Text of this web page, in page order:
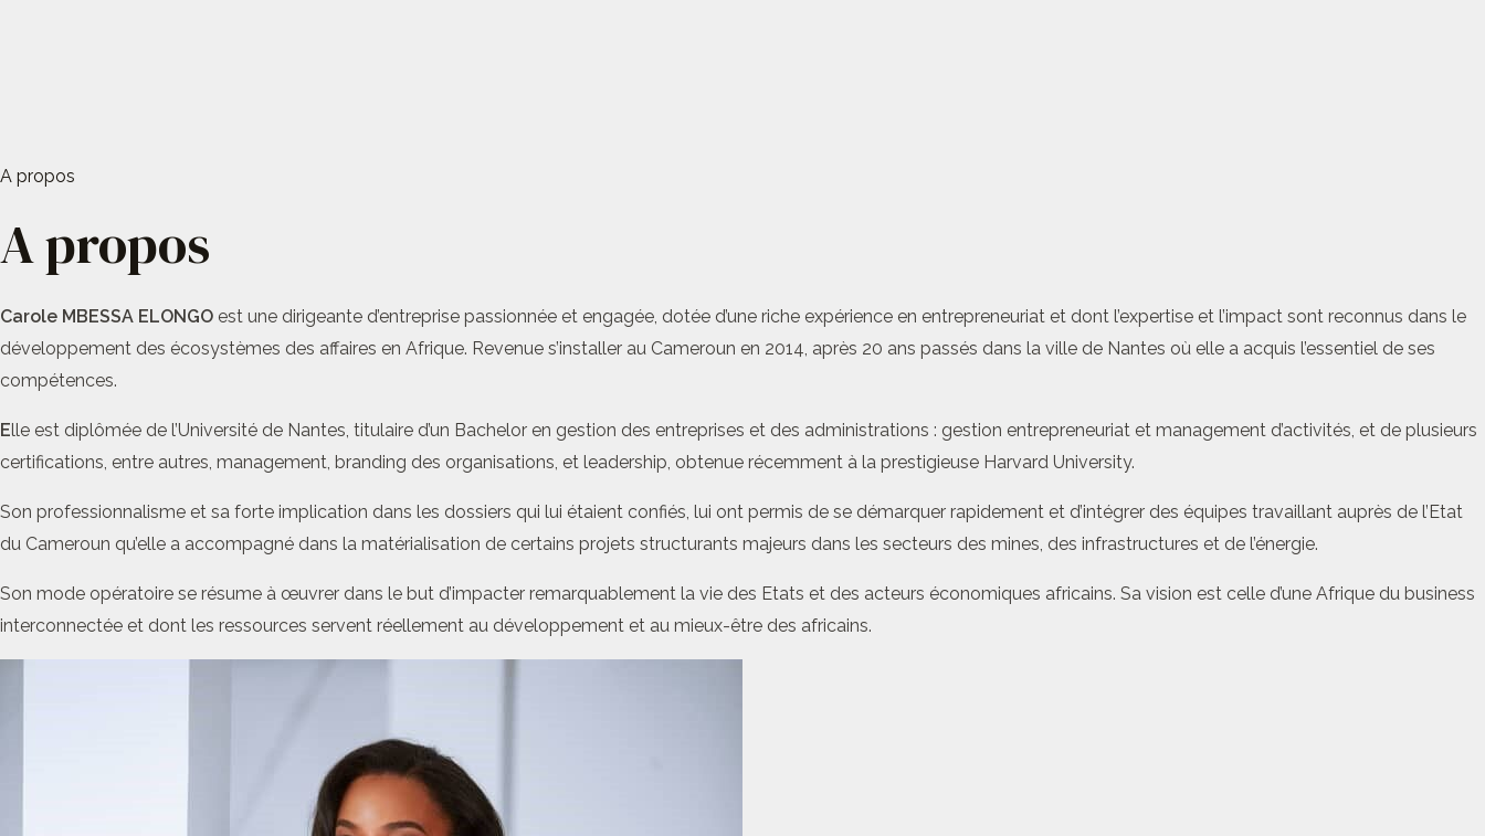
A propos
A propos
Carole MBESSA ELONGO est une dirigeante d’entreprise passionnée et engagée, dotée d’une riche expérience en entrepreneuriat et dont l’expertise et l’impact sont reconnus dans le
développement des écosystèmes des affaires en Afrique. Revenue s’installer au Cameroun en 2014, après 20 ans passés dans la ville de Nantes où elle a acquis l’essentiel de ses
compétences.
Elle est diplômée de l’Université de Nantes, titulaire d’un Bachelor en gestion des entreprises et des administrations : gestion entrepreneuriat et management d’activités, et de plusieurs
certifications, entre autres, management, branding des organisations, et leadership, obtenue récemment à la prestigieuse Harvard University.
Son professionnalisme et sa forte implication dans les dossiers qui lui étaient confiés, lui ont permis de se démarquer rapidement et d’intégrer des équipes travaillant auprès de l’Etat
du Cameroun qu’elle a accompagné dans la matérialisation de certains projets structurants majeurs dans les secteurs des mines, des infrastructures et de l’énergie.
Son mode opératoire se résume à œuvrer dans le but d’impacter remarquablement la vie des Etats et des acteurs économiques africains. Sa vision est celle d’une Afrique du business
interconnectée et dont les ressources servent réellement au développement et au mieux-être des africains.